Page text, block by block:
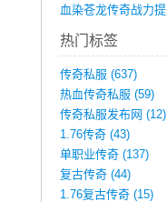
热门标签
传奇私服 (637)
热血传奇私服 (59)
传奇私服发布网 (12)
1.76传奇 (43)
单职业传奇 (137)
复古传奇 (44)
1.76复古传奇 (15)